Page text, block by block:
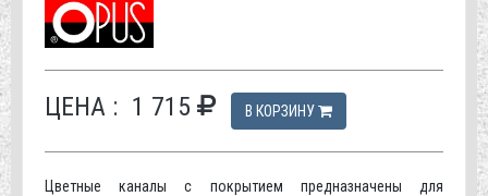
ЦЕНА : 1 715 В КОРЗИНУ
Цветные каналы с покрытием предназначены для